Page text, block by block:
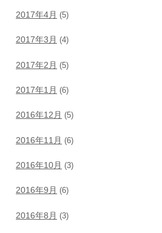
2017年4月 (5)
2017年3月 (4)
2017年2月 (5)
2017年1月 (6)
2016年12月 (5)
2016年11月 (6)
2016年10月 (3)
2016年9月 (6)
2016年8月 (3)